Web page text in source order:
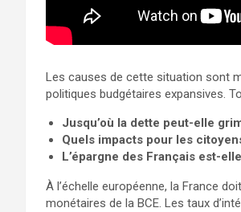
Les causes de cette situation sont
politiques budgétaires expansives.
Jusqu’où la dette peut-elle
Quels impacts pour les
L’épargne des Français est-
À l’échelle européenne, la France
monétaires de la BCE. Les taux